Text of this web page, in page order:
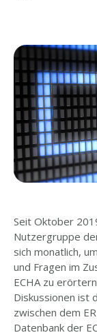
Seit Oktober
Nutzergruppe
sich monatlich,
und Fragen im
ECHA zu
Diskussionen ist
zwischen dem
Datenbank der